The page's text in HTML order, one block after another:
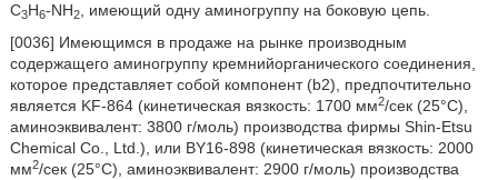
C3H6-NH2, имеющий одну аминогруппу на боковую цепь.
[0036] Имеющимся в продаже на рынке производным
содержащего аминогруппу кремнийорганического соединения,
которое представляет собой компонент (b2), предпочтительно
является KF-864 (кинетическая вязкость: 1700 мм2/сек (25°C),
аминоэквивалент: 3800 г/моль) производства фирмы Shin-Etsu
Chemical Co., Ltd.), или BY16-898 (кинетическая вязкость: 2000
мм2/сек (25°C), аминоэквивалент: 2900 г/моль) производства